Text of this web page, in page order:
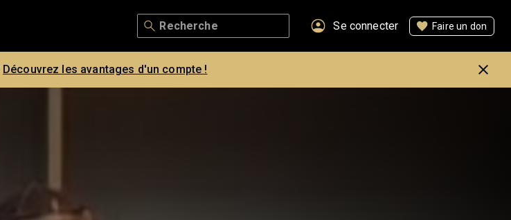
Se connecter Faire un don
Découvrez les avantages d'un compte !